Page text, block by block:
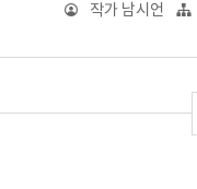
작가 남시언